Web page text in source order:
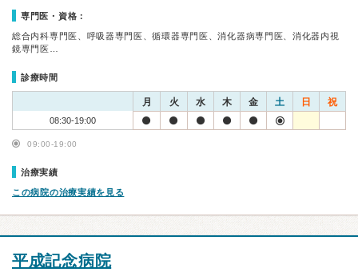
専門医・資格：
総合内科専門医、呼吸器専門医、循環器専門医、消化器病専門医、消化器内視
鏡専門医…
診療時間
月 火 水 木 金 土 日 祝
08:30-19:00
09:00-19:00
治療実績
この病院の治療実績を見る
平成記念病院